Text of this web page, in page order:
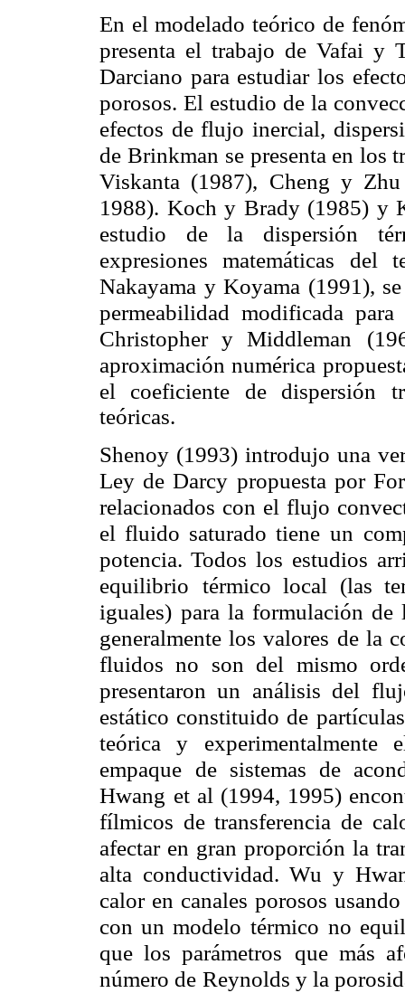
En el modelado teórico de
presenta el trabajo de Vafai y
Darciano para estudiar los
porosos. El estudio de la
efectos de flujo inercial,
de Brinkman se presenta en los
Viskanta (1987), Cheng y
1988). Koch y Brady (1985) y
estudio de la dispersión
expresiones matemáticas del
Nakayama y Koyama (1991),
permeabilidad modificada para
Christopher y Middleman
aproximación numérica
el coeficiente
de dispersión
teóricas.
Shenoy (1993) introdujo una
Ley de Darcy propuesta por
relacionados con el flujo
el fluido saturado tiene un
potencia. Todos los estudios
equilibrio térmico local (las
iguales) para la formulación de
generalmente los valores de la
fluidos no son del mismo
presentaron un análisis del
estático constituido de partículas
teórica y
empaque de sistemas de
Hwang et al (1994, 1995)
fílmicos de transferencia de
afectar en gran proporción la
alta conductividad. Wu y
calor en canales porosos usando
con un modelo térmico no
que los parámetros que más
número de Reynolds y la